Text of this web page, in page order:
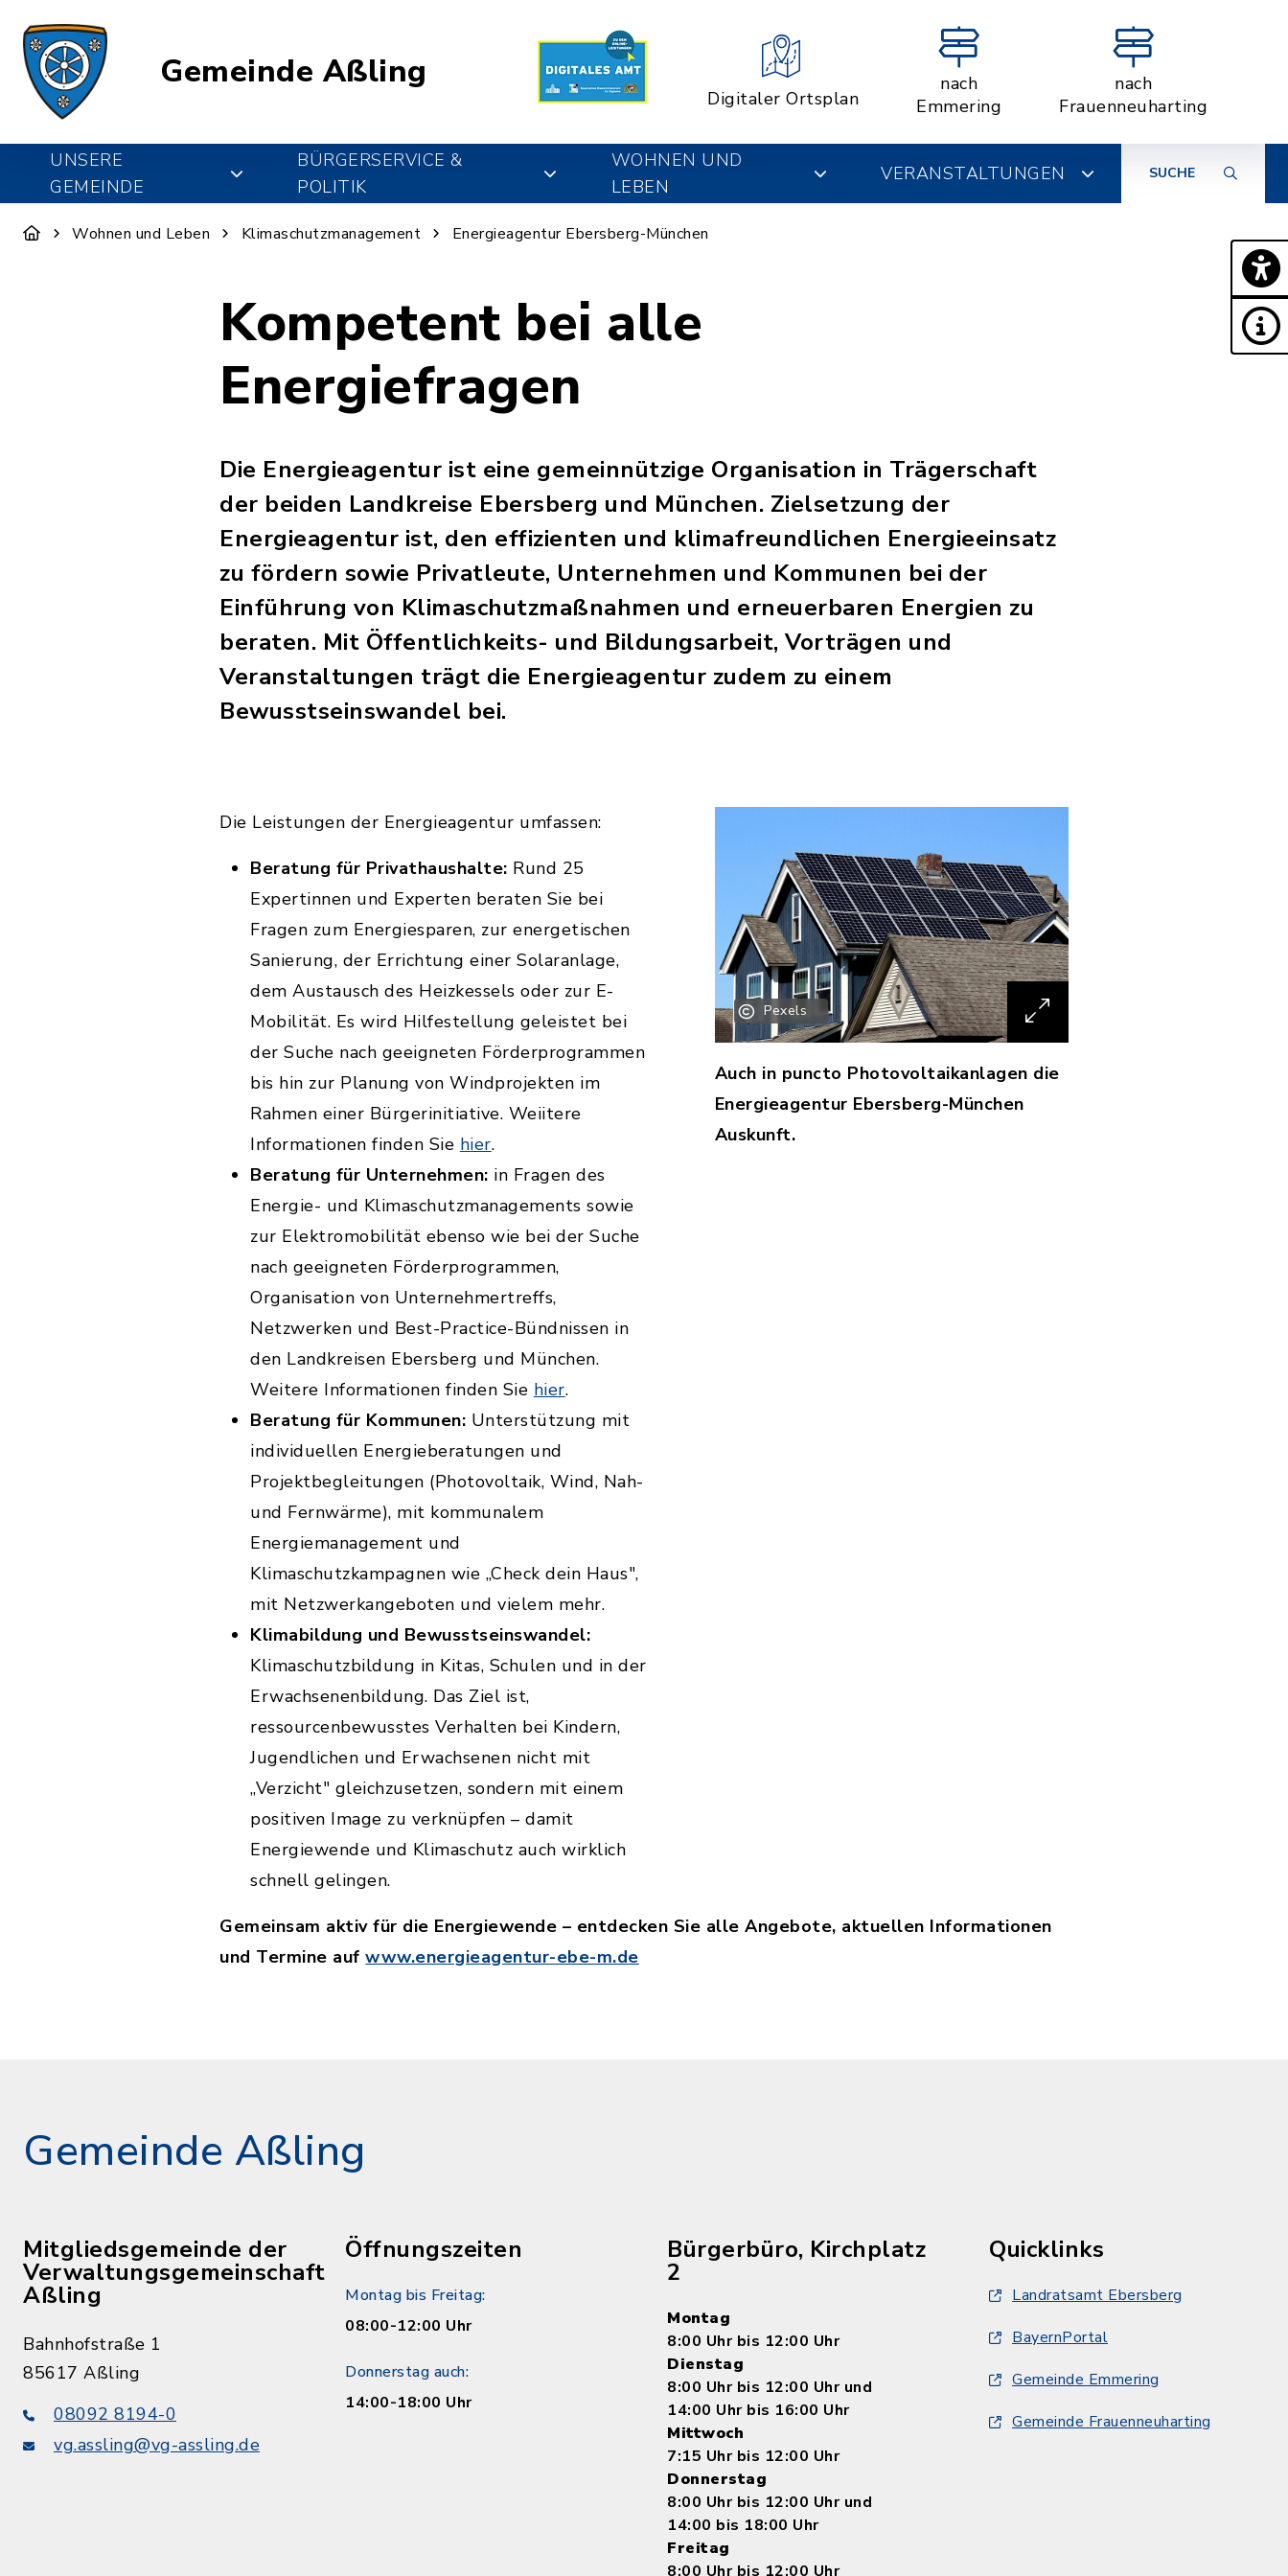
Gemeinde Aßling
Digitaler Ortsplan
nach
Emmering
nach
Frauenneuharting
UNSERE
GEMEINDE
BÜRGERSERVICE &
POLITIK
WOHNEN UND
LEBEN
VERANSTALTUNGEN SUCHE
Wohnen und Leben Klimaschutzmanagement Energieagentur Ebersberg-München
Kompetent bei alle
Energiefragen
Die Energieagentur ist eine gemeinnützige Organisation in Trägerschaft
der beiden Landkreise Ebersberg und München. Zielsetzung der
Energieagentur ist, den effizienten und klimafreundlichen Energieeinsatz
zu fördern sowie Privatleute, Unternehmen und Kommunen bei der
Einführung von Klimaschutzmaßnahmen und erneuerbaren Energien zu
beraten. Mit Öffentlichkeits- und Bildungsarbeit, Vorträgen und
Veranstaltungen trägt die Energieagentur zudem zu einem
Bewusstseinswandel bei.
Pexels
Auch in puncto Photovoltaikanlagen die
Energieagentur Ebersberg-München
Auskunft.
Die Leistungen der Energieagentur umfassen:
Beratung für Privathaushalte: Rund 25
Expertinnen und Experten beraten Sie bei
Fragen zum Energiesparen, zur energetischen
Sanierung, der Errichtung einer Solaranlage,
dem Austausch des Heizkessels oder zur E-
Mobilität. Es wird Hilfestellung geleistet bei
der Suche nach geeigneten Förderprogrammen
bis hin zur Planung von Windprojekten im
Rahmen einer Bürgerinitiative. Weiitere
Informationen finden Sie hier.
Beratung für Unternehmen: in Fragen des
Energie- und Klimaschutzmanagements sowie
zur Elektromobilität ebenso wie bei der Suche
nach geeigneten Förderprogrammen,
Organisation von Unternehmertreffs,
Netzwerken und Best-Practice-Bündnissen in
den Landkreisen Ebersberg und München.
Weitere Informationen finden Sie hier.
Beratung für Kommunen: Unterstützung mit
individuellen Energieberatungen und
Projektbegleitungen (Photovoltaik, Wind, Nah-
und Fernwärme), mit kommunalem
Energiemanagement und
Klimaschutzkampagnen wie „Check dein Haus",
mit Netzwerkangeboten und vielem mehr.
Klimabildung und Bewusstseinswandel:
Klimaschutzbildung in Kitas, Schulen und in der
Erwachsenenbildung. Das Ziel ist,
ressourcenbewusstes Verhalten bei Kindern,
Jugendlichen und Erwachsenen nicht mit
„Verzicht" gleichzusetzen, sondern mit einem
positiven Image zu verknüpfen – damit
Energiewende und Klimaschutz auch wirklich
schnell gelingen.
Gemeinsam aktiv für die Energiewende – entdecken Sie alle Angebote, aktuellen Informationen
und Termine aufwww.energieagentur-ebe-m.de
Gemeinde Aßling
Mitgliedsgemeinde der
Verwaltungsgemeinschaft
Aßling
Bahnhofstraße 1
85617 Aßling
08092 8194-0
vg.assling@vg-assling.de
Öffnungszeiten
Montag bis Freitag:
08:00-12:00 Uhr
Donnerstag auch:
14:00-18:00 Uhr
Bürgerbüro, Kirchplatz
2
Montag
8:00 Uhr bis 12:00 Uhr
Dienstag
8:00 Uhr bis 12:00 Uhr und
14:00 Uhr bis 16:00 Uhr
Mittwoch
7:15 Uhr bis 12:00 Uhr
Donnerstag
8:00 Uhr bis 12:00 Uhr und
14:00 bis 18:00 Uhr
Freitag
8:00 Uhr bis 12:00 Uhr
Quicklinks
Landratsamt Ebersberg
BayernPortal
Gemeinde Emmering
Gemeinde Frauenneuharting